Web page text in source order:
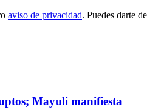
aviso de privacidad. Puedes darte de
Mayuli manifiesta